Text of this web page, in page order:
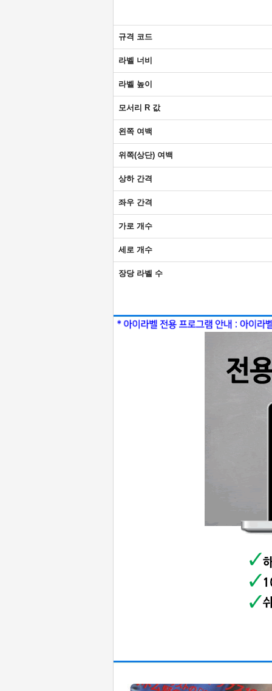
규격 코드
라벨 너비
라벨 높이
모서리 R 값
왼쪽 여백
위쪽(상단) 여백
상하 간격
좌우 간격
가로 개수
세로 개수
장당 라벨 수